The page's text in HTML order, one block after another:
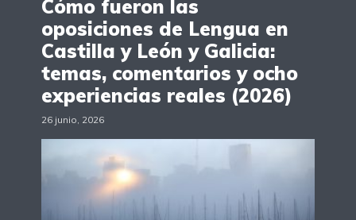
Cómo fueron las
oposiciones de Lengua en
Castilla y León y Galicia:
temas, comentarios y ocho
experiencias reales (2026)
26 junio, 2026